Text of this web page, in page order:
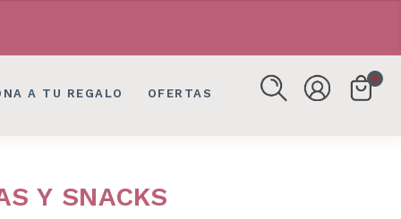
A TU REGALO OFERTAS
0
Y SNACKS